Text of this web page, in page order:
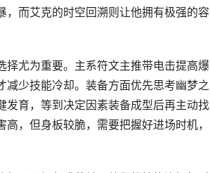
而艾克的时空回溯则让他拥有极强的容
择尤为重要。主系符文主推带电击提高爆
减少技能冷却。装备方面优先思考幽梦之
发育，等到决定因素装备成型后再主动找
，但身板较脆，需要把握好进场时机，